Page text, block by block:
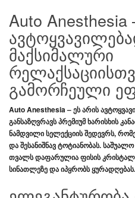
Auto Anesthesia
მაქსიმალური
გამორჩეული
Auto Anesthesia– ეს არის
განსაზღვრავს პრემიუმ ხარისხის
ნამდვილი სელექციის შედევრს,
და შესანიშნავ ტოტიანობას.
თვალს დაფარულია ფისის
სინათლეზე და იპყრობს ყურადღებას.